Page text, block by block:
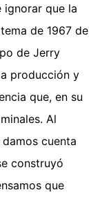
ignorar que la
de 1967 de
de Jerry
producción y
que, en su
Al
cuenta
construyó
que